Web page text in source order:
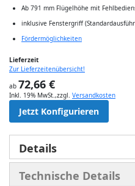
Ab 791 mm Flügelhöhe mit
inklusive Fenstergriff
Fördermöglichkeiten
Lieferzeit
Zur Lieferzeitenübersicht!
ab 72,66 €
Inkl. 19% MwSt.,zzgl. Versandkosten
Jetzt Konfigurieren
Details
Technische Details